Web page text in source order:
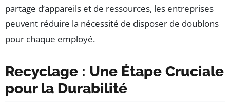
partage d’appareils et de ressources, les entreprises
peuvent réduire la nécessité de disposer de doublons
pour chaque employé.
Recyclage : Une Étape Cruciale
pour la Durabilité